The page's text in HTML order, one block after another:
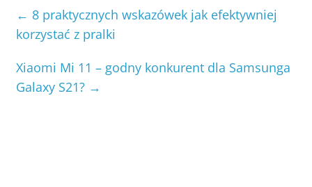
← 8 praktycznych wskazówek jak efektywniej
korzystać z pralki
Xiaomi Mi 11 – godny konkurent dla Samsunga
Galaxy S21? →